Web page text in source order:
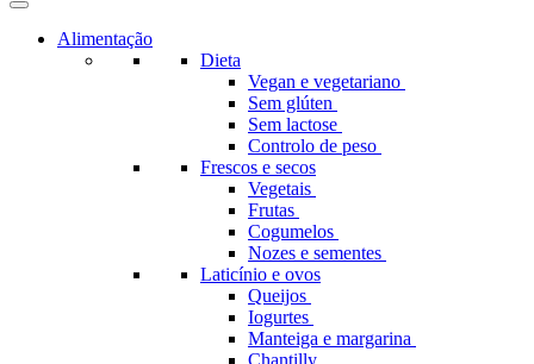
Alimentação
Dieta
Vegan e vegetariano
Sem glúten
Sem lactose
Controlo de peso
Frescos e secos
Vegetais
Frutas
Cogumelos
Nozes e sementes
Laticínio e ovos
Queijos
Iogurtes
Manteiga e margarina